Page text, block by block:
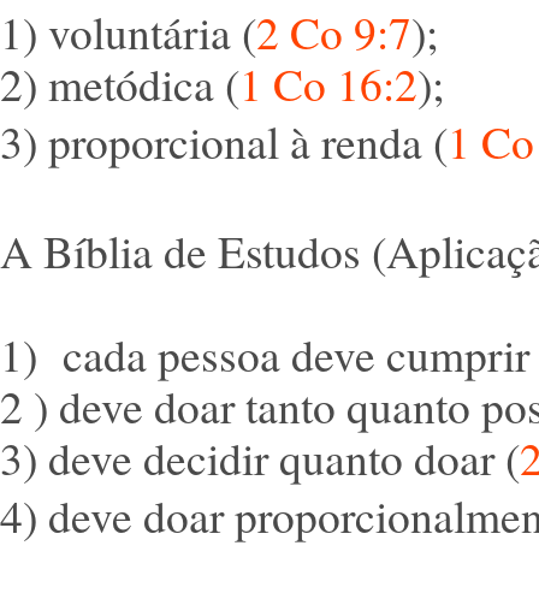
1) voluntária (2 Co 9:7);
2) metódica (1 Co 16:2);
3) proporcional à renda (1
A Bíblia de Estudos
1) cada pessoa deve
2 ) deve doar tanto quanto
3) deve decidir quanto doar (
4) deve doar